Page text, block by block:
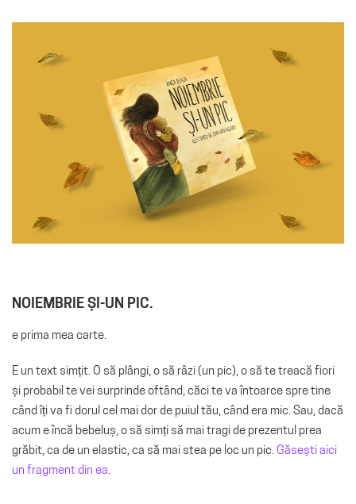
NOIEMBRIE ȘI-UN PIC.
e prima mea carte.
E un text simțit. O să plângi, o să râzi (un pic), o să te treacă fiori
și probabil te vei surprinde oftând, căci te va întoarce spre tine
când îți va fi dorul cel mai dor de puiul tău, când era mic. Sau, dacă
acum e încă bebeluș, o să simți să mai tragi de prezentul prea
grăbit, ca de un elastic, ca să mai stea pe loc un pic. Găsești aici
un fragment din ea.